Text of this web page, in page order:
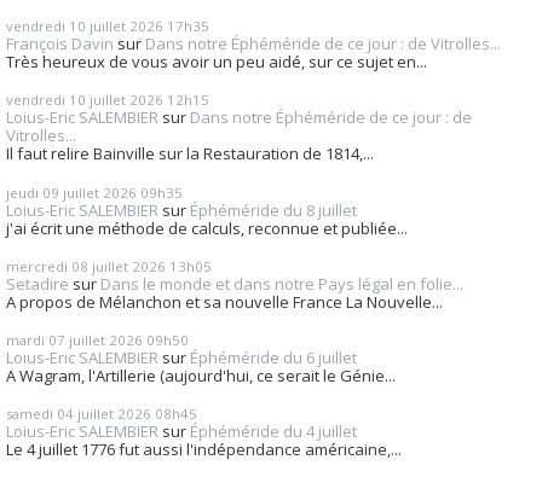
vendredi 10 juillet 2026 17h35
François Davin sur Dans notre Éphéméride de ce jour : de Vitrolles...
Très heureux de vous avoir un peu aidé, sur ce sujet en...
vendredi 10 juillet 2026 12h15
Loius-Eric SALEMBIER sur Dans notre Éphéméride de ce jour : de
Vitrolles...
Il faut relire Bainville sur la Restauration de 1814,...
jeudi 09 juillet 2026 09h35
Loius-Eric SALEMBIER sur Éphéméride du 8 juillet
j'ai écrit une méthode de calculs, reconnue et publiée...
mercredi 08 juillet 2026 13h05
Setadire sur Dans le monde et dans notre Pays légal en folie...
A propos de Mélanchon et sa nouvelle France La Nouvelle...
mardi 07 juillet 2026 09h50
Loius-Eric SALEMBIER sur Éphéméride du 6 juillet
A Wagram, l'Artillerie (aujourd'hui, ce serait le Génie...
samedi 04 juillet 2026 08h45
Loius-Eric SALEMBIER sur Éphéméride du 4 juillet
Le 4 juillet 1776 fut aussi l'indépendance américaine,...